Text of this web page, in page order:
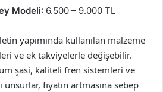
Modeli: 6.500 – 9.000 TL
yapımında kullanılan malzeme
ve ek takviyelerle değişebilir.
şasi, kaliteli fren sistemleri ve
fiyatın artmasına sebep